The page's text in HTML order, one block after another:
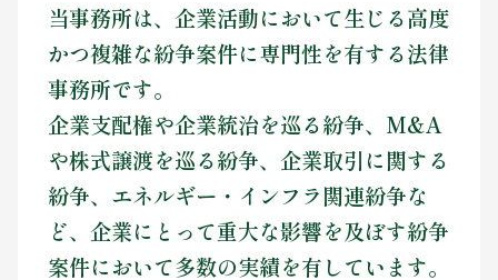
当事務所は、企業活動において生じる高度
かつ複雑な紛争案件に専門性を有する法律
事務所です。
企業支配権や企業統治を巡る紛争、M&A
や株式譲渡を巡る紛争、企業取引に関する
紛争、エネルギー・インフラ関連紛争な
ど、企業にとって重大な影響を及ぼす紛争
案件において多数の実績を有しています。
お問い合わせ